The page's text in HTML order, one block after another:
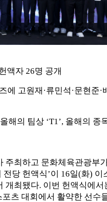
액자 26명 공개
에 고원재·류민석·문현준·
해의 팀상 ‘T1’, 올해의 종
주최하고 문화체육관광부
전당 헌액식’이 16일(화) 이
개최됐다. 이번 헌액식에서
츠 대회에서 활약한 선수